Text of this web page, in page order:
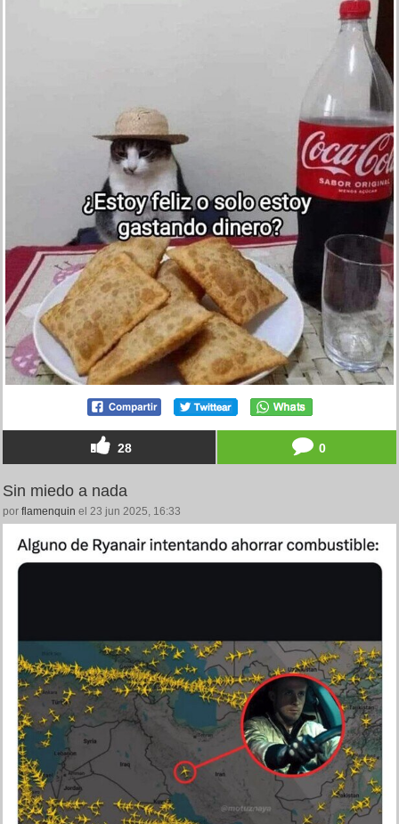
28 0
Sin miedo a nada
por flamenquin el 23 jun 2025, 16:33